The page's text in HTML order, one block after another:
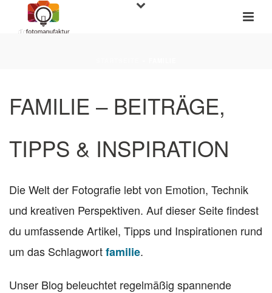
FAMILIE – BEITRÄGE,
TIPPS & INSPIRATION
Die Welt der Fotografie lebt von Emotion, Technik
und kreativen Perspektiven. Auf dieser Seite findest
du umfassende Artikel, Tipps und Inspirationen rund
um das Schlagwortfamilie.
Unser Blog beleuchtet regelmäßig spannende